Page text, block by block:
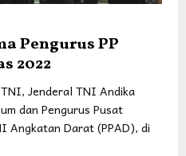
Pengurus PP
2022
Jenderal TNI Andika
dan Pengurus Pusat
Angkatan Darat (PPAD), di